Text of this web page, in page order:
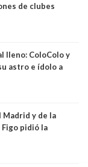
de clubes
lleno: ColoColo y
astro e ídolo a
Madrid y de la
pidió la
cobarde que he